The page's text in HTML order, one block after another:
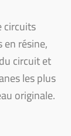
circuits
résine,
circuit et
les plus
originale.